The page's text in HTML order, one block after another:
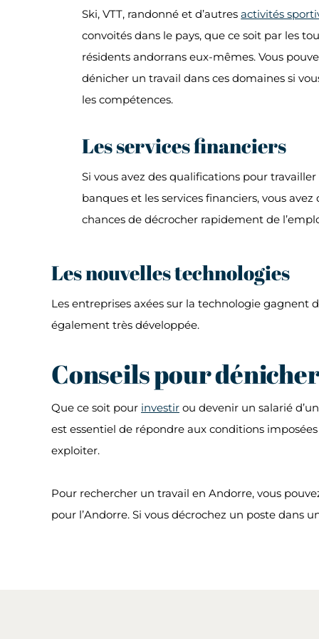
Ski, VTT, randonné et d’autresactivités
convoités dans le pays, que ce soit par les
résidents andorrans eux-mêmes. Vous
dénicher un travail dans ces domaines si
les compétences.
Les services financiers
Si vous avez des qualifications pour travailler
banques et les services financiers, vous avez
chances de décrocher rapidement de
Les nouvelles technologies
Les entreprises axées sur la technologie
également très développée.
Conseils pour
Que ce soit pour investir ou devenir un salarié
est essentiel de répondre aux conditions
exploiter.
Pour rechercher un travail en Andorre, vous
pour l’Andorre. Si vous décrochez un poste dans